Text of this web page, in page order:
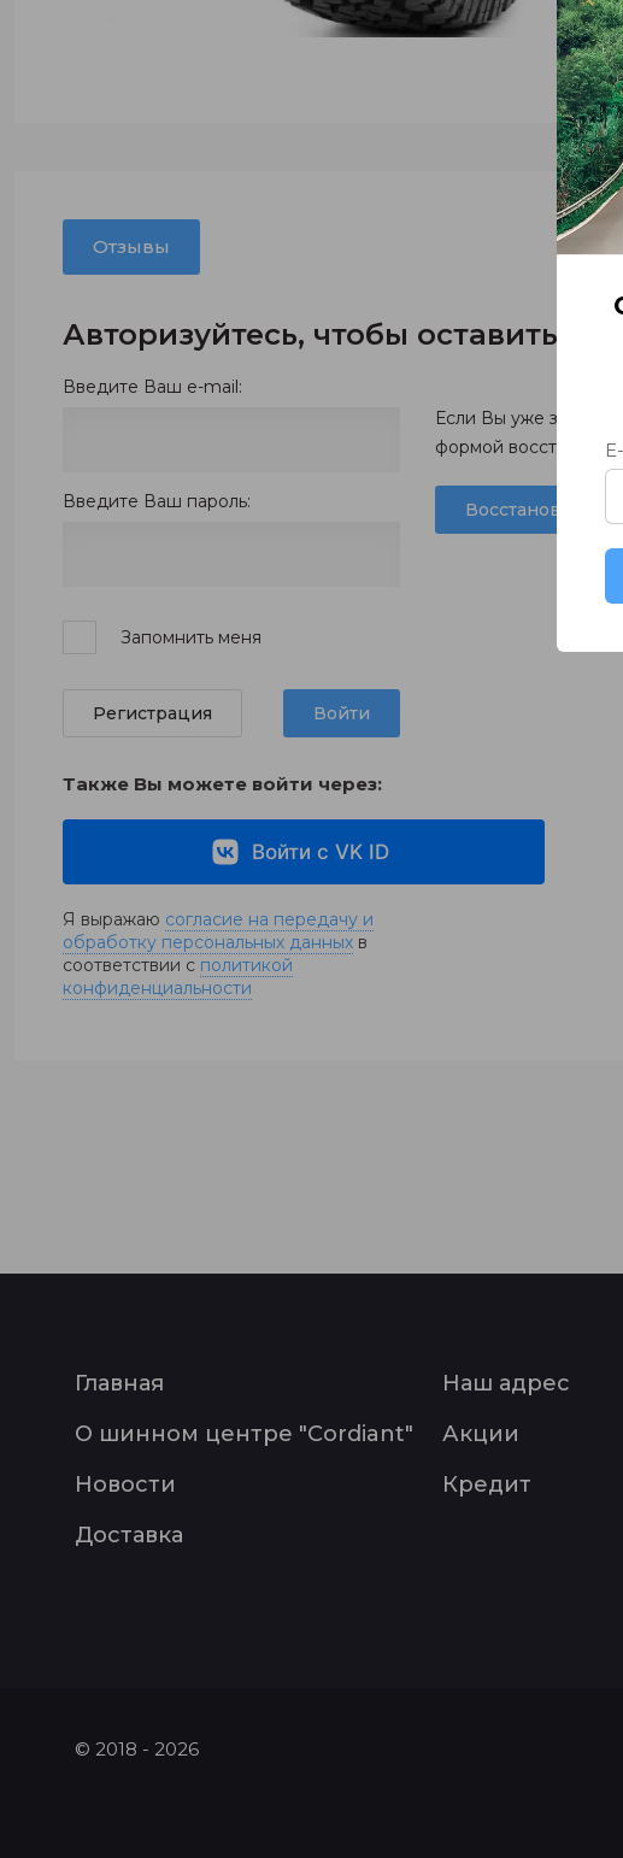
Отзывы
Авторизуйтесь, чтобы оставить
Введите Ваш e-mail:
Введите Ваш пароль:
Запомнить меня
Регистрация Войти
Если Вы уже
формой
Восстановить
Также Вы можете войти через:
Войти с VK ID
Я выражаю согласие на передачу и
обработку персональных данных в
соответствии с политикой
конфиденциальности
Главная
О шинном центре "Cordiant"
Новости
Доставка
Наш адрес
Акции
Кредит
© 2018 - 2026